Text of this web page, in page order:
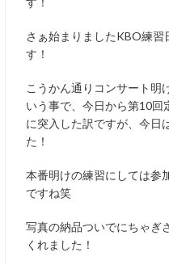
さぁ始まりましたKBO練習
す！
こうかん通りコンサート明
いう事で、今日から第10回
に突入した訳ですが、今日
た！
本番明けの練習にしては参
ですね笑
写真の納品ついでにちゃぎ
くれました！